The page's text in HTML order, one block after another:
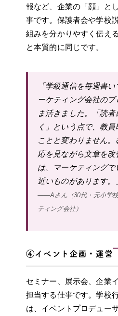
報など、企業の「顔」と
事です。保護者会や学校
組みを分かりやすく伝え
と本質的に同じです。
「学級通信を毎週書
ーケティング会社の
ま活きました。「読
く」という点で、教
ことと変わりません
応を見ながら文章を
は、マーケティング
近いものがあります。
——Aさん（30代・元小学
ティング会社）
④イベント企画・運営
セミナー、展示会、企業
担当する仕事です。学校
は、イベントプロデュー